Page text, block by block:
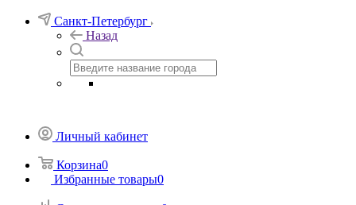
Санкт-Петербург
Назад
Личный кабинет
Корзина0
Избранные товары0